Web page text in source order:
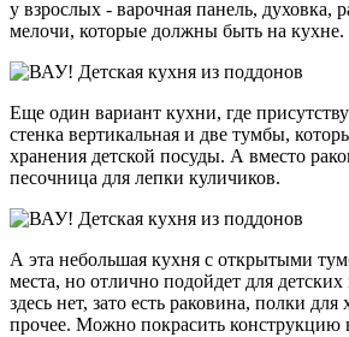
у взрослых - варочная панель, духовка,
мелочи, которые должны быть на кухне.
Еще один вариант кухни, где
стенка вертикальная и две тумбы,
хранения детской посуды. А вместо
песочница для лепки куличиков.
А эта небольшая кухня с открытыми
места, но отлично подойдет для
здесь нет, зато есть раковина, полки
прочее. Можно покрасить конструкцию